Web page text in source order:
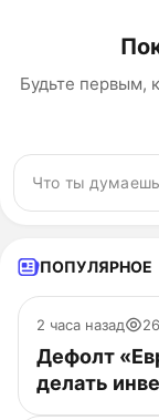
Будьте первым,
ПОПУЛЯРНОЕ
2 часа назад 26
Дефолт
делать